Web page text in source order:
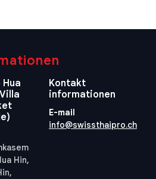
Hua
Hin,
Kontakt
informationen
E-mail
info@swissthaipro.ch